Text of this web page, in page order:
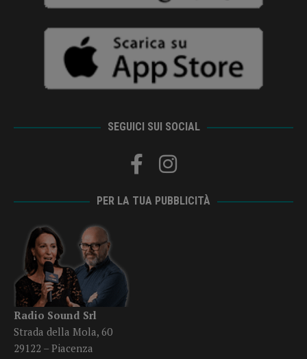
SEGUICI SUI SOCIAL
PER LA TUA PUBBLICITÀ
Radio Sound Srl
Strada della Mola, 60
29122 – Piacenza